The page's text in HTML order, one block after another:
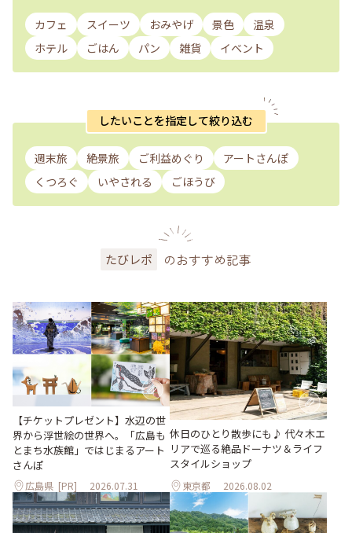
カフェ スイーツ おみやげ 景色
温泉
ホテル
ごはん パン 雑貨 イベント
したいことを指定して絞り込む
週末旅 絶景旅 ご利益めぐり
アートさんぽ
くつろぐ
いやされる ごほうび
たびレポ のおすすめ記事
【チケットプレゼント】水辺の世
界から浮世絵の世界へ。「広島も
とまち水族館」ではじまるアート
さんぽ
広島県 [PR] 2026.07.31
休日のひとり散歩にも♪ 代々木エ
リアで巡る絶品ドーナツ＆ライフ
スタイルショップ
東京都 2026.08.02